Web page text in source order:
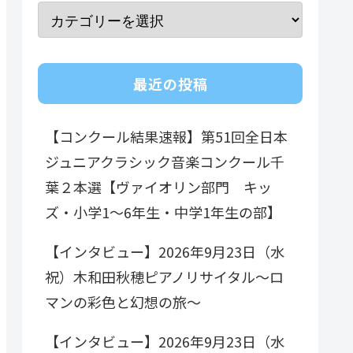
最近の投稿
【コンクール結果速報】第51回全日本
ジュニアクラシック音楽コンクール千
葉２本選【ヴァイオリン部門 キッ
ズ・小学1～6年生・中学1年生の部】
【インタビュー】2026年9月23日（水
祝）木和田秋穂ピアノリサイタル～ロ
マンの彩色と幻想の旅～
【インタビュー】2026年9月23日（水